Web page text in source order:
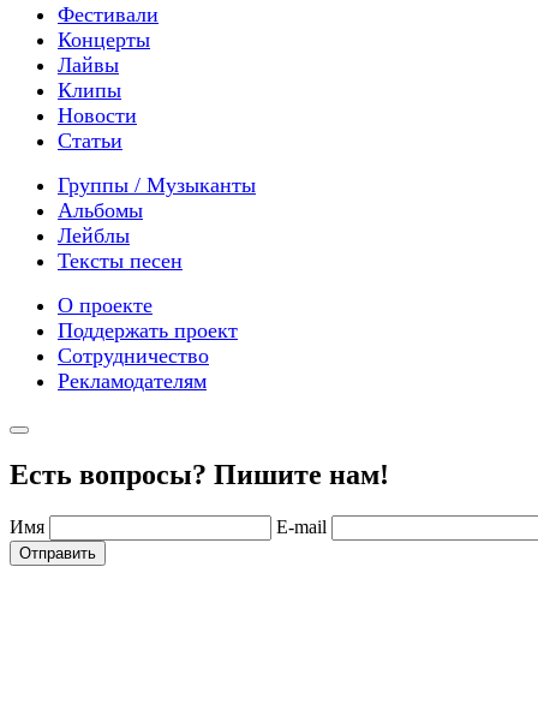
Фестивали
Концерты
Лайвы
Клипы
Новости
Статьи
Группы / Музыканты
Альбомы
Лейблы
Тексты песен
О проекте
Поддержать проект
Сотрудничество
Рекламодателям
Есть вопросы? Пишите нам!
Имя E-mail